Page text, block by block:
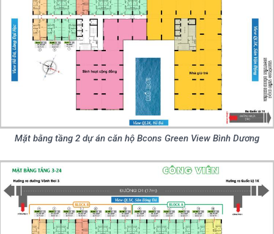
Mặt bằng tầng 2 dự án căn hộ Bcons Green View Bình Dương